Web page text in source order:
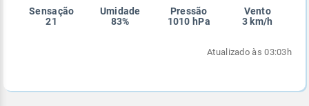
Sensação
21
Umidade
83%
Pressão
1010 hPa
Vento
3 km/h
Atualizado às 03:03h
Enviar
Enviar
Enviar
Enviar
Enviar